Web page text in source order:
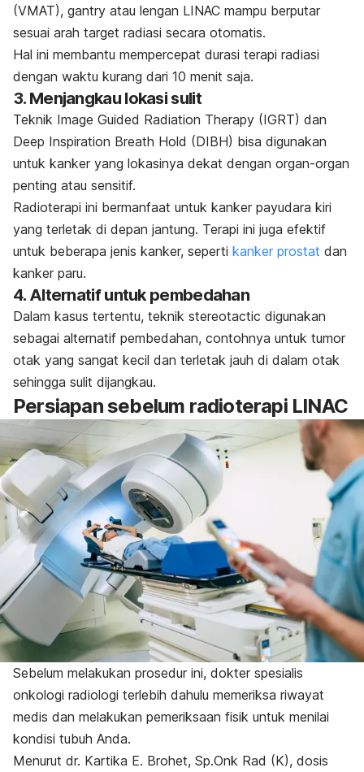
(VMAT), gantry atau lengan LINAC mampu berputar
sesuai arah target radiasi secara otomatis.
Hal ini membantu mempercepat durasi terapi radiasi
dengan waktu kurang dari 10 menit saja.
3. Menjangkau lokasi sulit
Teknik Image Guided Radiation Therapy (IGRT) dan
Deep Inspiration Breath Hold (DIBH) bisa digunakan
untuk kanker yang lokasinya dekat dengan organ-organ
penting atau sensitif.
Radioterapi ini bermanfaat untuk kanker payudara kiri
yang terletak di depan jantung. Terapi ini juga efektif
untuk beberapa jenis kanker, seperti kanker prostat dan
kanker paru.
4. Alternatif untuk pembedahan
Dalam kasus tertentu, teknik stereotactic digunakan
sebagai alternatif pembedahan, contohnya untuk tumor
otak yang sangat kecil dan terletak jauh di dalam otak
sehingga sulit dijangkau.
Persiapan sebelum radioterapi LINAC
Sebelum melakukan prosedur ini, dokter spesialis
onkologi radiologi terlebih dahulu memeriksa riwayat
medis dan melakukan pemeriksaan fisik untuk menilai
kondisi tubuh Anda.
Menurut dr. Kartika E. Brohet, Sp.Onk Rad (K), dosis